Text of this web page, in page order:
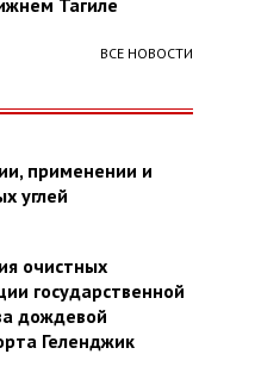
Тагиле
ВСЕ НОВОСТИ
применении и
углей
очистных
государственной
дождевой
Геленджик